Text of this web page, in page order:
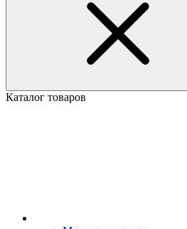
Каталог товаров